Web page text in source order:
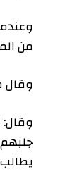
وعندما
من
وقال
وقال:
جلبهم
يطالب